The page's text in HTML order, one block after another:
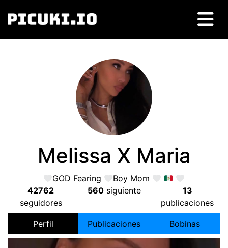
Melissa X Maria
GOD Fearing
Boy Mom
42762
seguidores
560siguiente
13
publicaciones
Perfil Publicaciones Bobinas